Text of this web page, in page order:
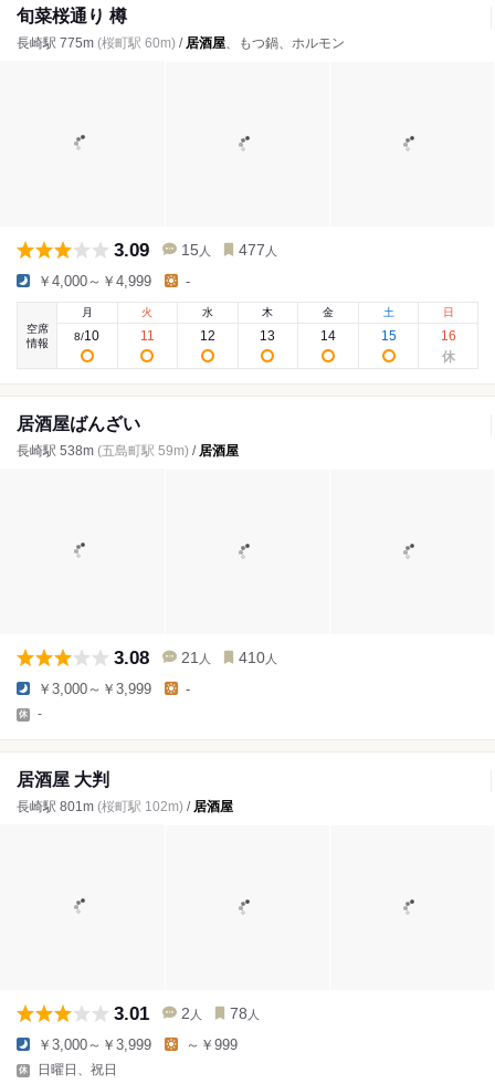
旬菜桜通り 樽
長崎駅 775m (桜町駅 60m) / 居酒屋、もつ鍋、ホルモン
3.09 15 人 477 人
￥4,000～￥4,999 -
空席
情報
月
8/10
火
11
水
12
木
13
金
14
土
15
日
16
居酒屋ばんざい
長崎駅 538m (五島町駅 59m) / 居酒屋
3.08 21 人 410 人
￥3,000～￥3,999 -
-
居酒屋 大判
長崎駅 801m (桜町駅 102m) / 居酒屋
3.01 2 人 78 人
￥3,000～￥3,999 ～￥999
日曜日、祝日